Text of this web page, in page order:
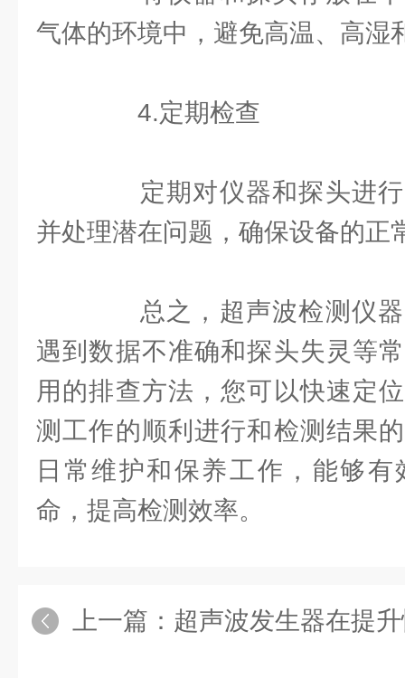
气体的环境中，避免高温、高湿
4.定期检查
定期对仪器和探头进行
并处理潜在问题，确保设备的正
总之，超声波检测仪器
遇到数据不准确和探头失灵等
用的排查方法，您可以快速定
测工作的顺利进行和检测结果
日常维护和保养工作，能够
命，提高检测效率。
上一篇： 超声波发生器在提升性能